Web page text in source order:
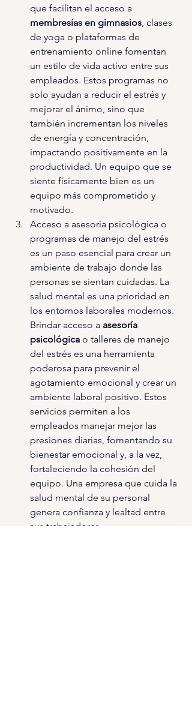
que facilitan el acceso a
membresías en gimnasios, clases
de yoga o plataformas de
entrenamiento online fomentan
un estilo de vida activo entre sus
empleados. Estos programas no
solo ayudan a reducir el estrés y
mejorar el ánimo, sino que
también incrementan los niveles
de energía y concentración,
impactando positivamente en la
productividad. Un equipo que se
siente físicamente bien es un
equipo más comprometido y
motivado.
Acceso a asesoría psicológica o
programas de manejo del estrés
es un paso esencial para crear un
ambiente de trabajo donde las
personas se sientan cuidadas. La
salud mental es una prioridad en
los entornos laborales modernos.
Brindar acceso a asesoría
psicológica o talleres de manejo
del estrés es una herramienta
poderosa para prevenir el
agotamiento emocional y crear un
ambiente laboral positivo. Estos
servicios permiten a los
empleados manejar mejor las
presiones diarias, fomentando su
bienestar emocional y, a la vez,
fortaleciendo la cohesión del
equipo. Una empresa que cuida la
salud mental de su personal
genera confianza y lealtad entre
sus trabajadores.